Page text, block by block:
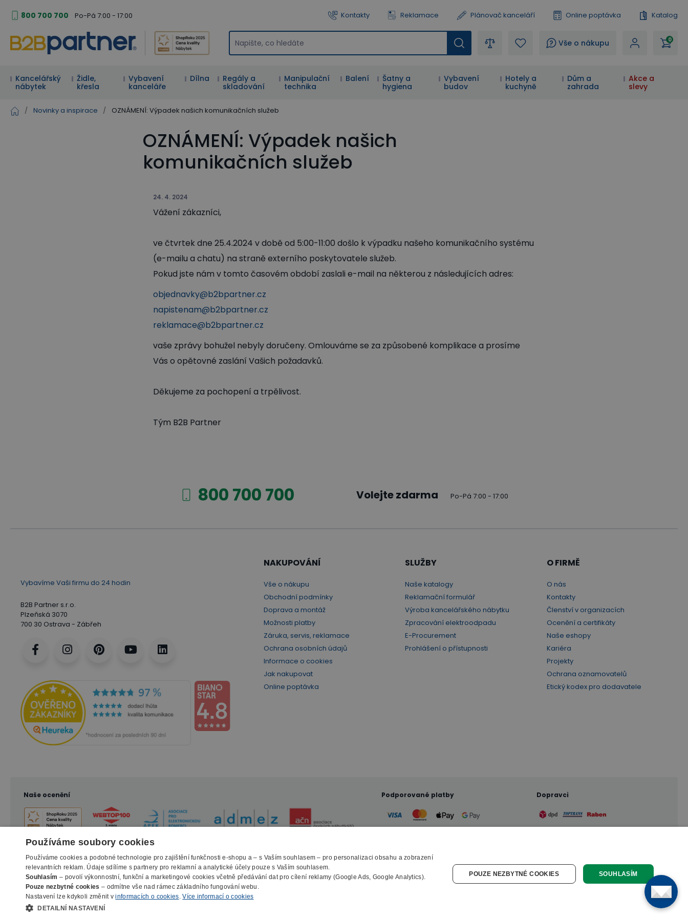
800 700 700 Po-Pá 7:00 - 17:00 Kontakty Reklamace Plánovač kanceláří Online poptávka Katalog
? Vše o nákupu 0
Kancelářský
nábytek
Židle,
křesla
Vybavení
kanceláře
Dílna
Regály a
skladování
Manipulační
technika
Balení
Šatny a
hygiena
Vybavení
budov
Hotely a
kuchyně
Dům a
zahrada
Akce a
slevy
/ Novinky a inspirace / OZNÁMENÍ: Výpadek našich komunikačních služeb
OZNÁMENÍ: Výpadek našich
komunikačních služeb
24. 4. 2024
Vážení zákazníci,
ve čtvrtek dne 25.4.2024 v době od 5:00-11:00 došlo k výpadku našeho komunikačního systému
(e-mailu a chatu) na straně externího poskytovatele služeb.
Pokud jste nám v tomto časovém období zaslali e-mail na některou z následujících adres:
objednavky@b2bpartner.cz
napistenam@b2bpartner.cz
reklamace@b2bpartner.cz
vaše zprávy bohužel nebyly doručeny. Omlouváme se za způsobené komplikace a prosíme
Vás o opětovné zaslání Vašich požadavků.
Děkujeme za pochopení a trpělivost.
Tým B2B Partner
800 700 700 Volejte zdarma Po-Pá 7:00 - 17:00
Vybavíme Vaši firmu do 24 hodin
B2B Partner s.r.o.
Plzeňská 3070
700 30 Ostrava - Zábřeh
NAKUPOVÁNÍ
Vše o nákupu
Obchodní podmínky
Doprava a montáž
Možnosti platby
Záruka, servis, reklamace
Ochrana osobních údajů
Informace o cookies
Jak nakupovat
Online poptávka
SLUŽBY
Naše katalogy
Reklamační formulář
Výroba kancelářského nábytku
Zpracování elektroodpadu
E-Procurement
Prohlášení o přístupnosti
O FIRMĚ
O nás
Kontakty
Členství v organizacích
Ocenění a certifikáty
Naše eshopy
Kariéra
Projekty
Ochrana oznamovatelů
Etický kodex pro dodavatele
Naše ocenění Podporované platby Dopravci
© 2010 - 2026 B2B Partner s.r.o. - Všechna práva vyhrazena.
Profesionální e-shop na míru
Používáme soubory cookies
Používáme cookies a podobné technologie pro zajištění funkčnosti e-shopu a – s Vaším souhlasem – pro personalizaci obsahu a zobrazení
relevantních reklam. Údaje sdílíme s partnery pro reklamní a analytické účely pouze s Vaším souhlasem.
Souhlasím – povolí výkonnostní, funkční a marketingové cookies včetně předávání dat pro cílení reklamy (Google Ads, Google Analytics).
Pouze nezbytné cookies – odmítne vše nad rámec základního fungování webu.
Nastavení lze kdykoli změnit vinformacích o cookies. Více informací o cookies
DETAILNÍ NASTAVENÍ
SOUHLASÍM
POUZE NEZBYTNÉ COOKIES